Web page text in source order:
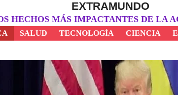
EXTRAMUNDO
HECHOS MÁS IMPACTANTES DE LA
SALUD TECNOLOGÍA CIENCIA